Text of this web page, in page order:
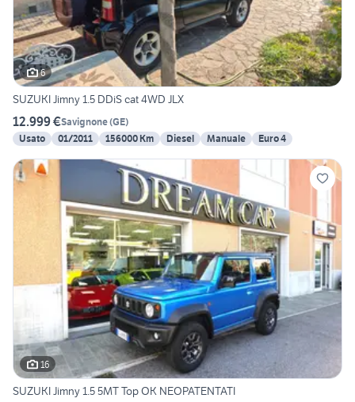
6
SUZUKI Jimny 1.5 DDiS cat 4WD JLX
12.999 €Savignone(GE)
Usato
01/2011 156000 Km Diesel Manuale Euro 4
16
SUZUKI Jimny 1.5 5MT Top OK NEOPATENTATI